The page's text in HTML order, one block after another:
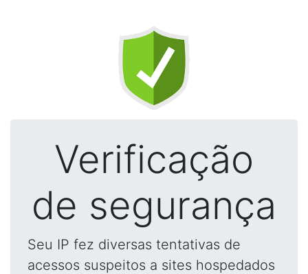
Verificação
de segurança
Seu IP fez diversas tentativas de
acessos suspeitos a sites hospedados